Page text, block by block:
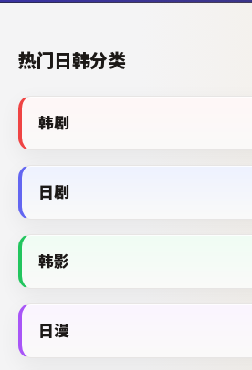
热门日韩分类
韩剧
日剧
韩影
日漫